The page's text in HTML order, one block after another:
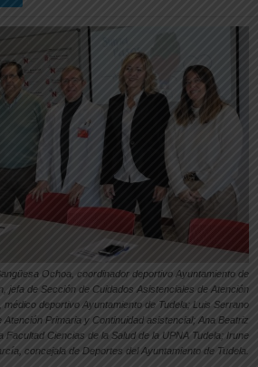
Ochoa, coordinador deportivo Ayuntamiento de
jefa de Sección de Cuidados Asistenciales de Atención
deportivo Ayuntamiento de Tudela; Luis Serrano
Atención Primaria y Continuidad asistencial; Ana Beatriz
Facultad Ciencias de la Salud de la UPNA Tudela; Irune
concejala de Deportes del Ayuntamiento de Tudela.